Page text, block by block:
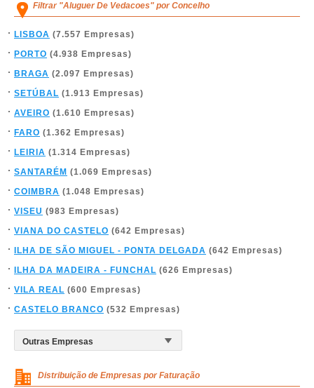
Filtrar "Aluguer De Vedacoes" por Concelho
LISBOA (7.557 Empresas)
PORTO (4.938 Empresas)
BRAGA (2.097 Empresas)
SETÚBAL (1.913 Empresas)
AVEIRO (1.610 Empresas)
FARO (1.362 Empresas)
LEIRIA (1.314 Empresas)
SANTARÉM (1.069 Empresas)
COIMBRA (1.048 Empresas)
VISEU (983 Empresas)
VIANA DO CASTELO (642 Empresas)
ILHA DE SÃO MIGUEL - PONTA DELGADA (642 Empresas)
ILHA DA MADEIRA - FUNCHAL (626 Empresas)
VILA REAL (600 Empresas)
CASTELO BRANCO (532 Empresas)
Distribuição de Empresas por Faturação